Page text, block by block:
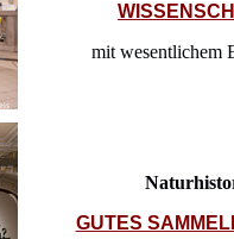
mit wesentlichem
GUTES